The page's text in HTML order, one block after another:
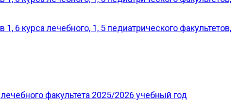
курса лечебного, 1, 5 педиатрического факультетов,
факультета 2025/2026 учебный год